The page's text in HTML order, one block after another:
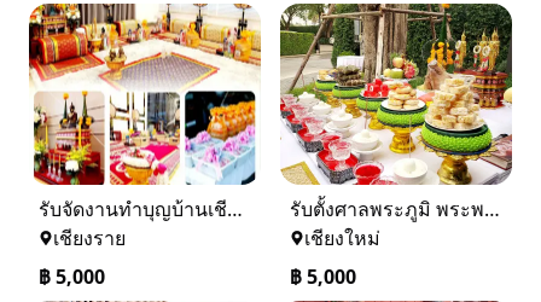
รับจัดงานทำบุญบ้านเชียงราย-เชียงใหม่ 0884158464
เชียงราย
฿5,000
รับตั้งศาลพระภูมิ พระพรหมเชียงใหม่ และทั่วภาคเหนือ 0884158464
เชียงใหม่
฿5,000